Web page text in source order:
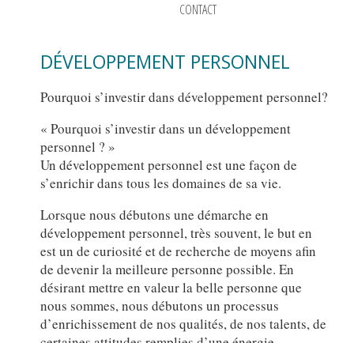
CONTACT
DÉVELOPPEMENT PERSONNEL
Pourquoi s’investir dans développement personnel?
« Pourquoi s’investir dans un développement
personnel ? »
Un développement personnel est une façon de
s’enrichir dans tous les domaines de sa vie.
Lorsque nous débutons une démarche en
développement personnel, très souvent, le but en
est un de curiosité et de recherche de moyens afin
de devenir la meilleure personne possible. En
désirant mettre en valeur la belle personne que
nous sommes, nous débutons un processus
d’enrichissement de nos qualités, de nos talents, de